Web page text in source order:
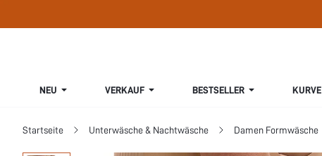
NEU VERKAUF BESTSELLER KURVE
Startseite Unterwäsche & Nachtwäsche Damen Formwäsche